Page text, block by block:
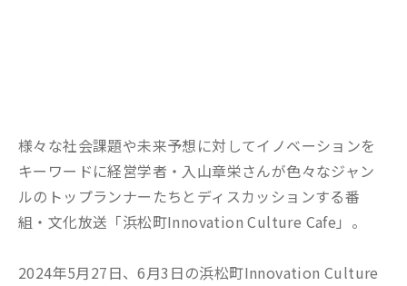
様々な社会課題や未来予想に対してイノベーションを
キーワードに経営学者・入山章栄さんが色々なジャン
ルのトップランナーたちとディスカッションする番
組・文化放送「浜松町Innovation Culture Cafe」。
2024年5月27日、6月3日の浜松町Innovation Culture